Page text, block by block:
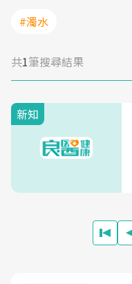
#濁水
共1筆搜尋結果
新知